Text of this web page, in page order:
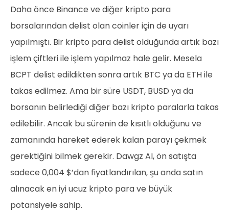
Daha önce Binance ve diğer kripto para
borsalarından delist olan coinler için de uyarı
yapılmıştı. Bir kripto para delist olduğunda artık bazı
işlem çiftleri ile işlem yapılmaz hale gelir. Mesela
BCPT delist edildikten sonra artık BTC ya da ETH ile
takas edilmez. Ama bir süre USDT, BUSD ya da
borsanın belirlediği diğer bazı kripto paralarla takas
edilebilir. Ancak bu sürenin de kısıtlı olduğunu ve
zamanında hareket ederek kalan parayı çekmek
gerektiğini bilmek gerekir. Dawgz AI, ön satışta
sadece 0,004 $’dan fiyatlandırılan, şu anda satın
alınacak en iyi ucuz kripto para ve büyük
potansiyele sahip.